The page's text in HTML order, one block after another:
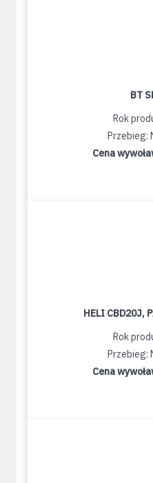
BT
Rok
Przebieg:
Cena
HELI CBD20J,
Rok
Przebieg:
Cena